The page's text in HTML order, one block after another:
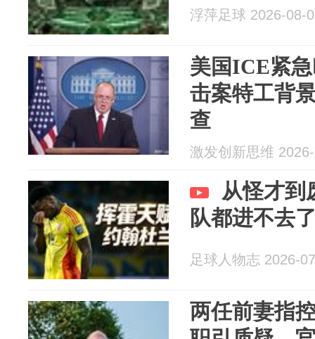
浮萍足球 2026-08-
美国ICE紧
击案特工背
查
激发创新思维
从怪才到
队都进不去
足球人物志 2026-
两任前妻指